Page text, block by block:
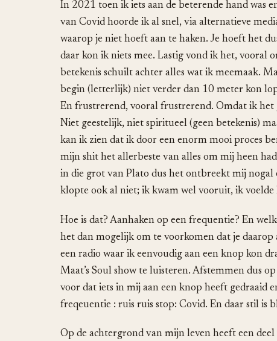
In 2021 toen ik iets aan de beterende hand was
van Covid hoorde ik al snel, via alternatieve
waarop je niet hoeft aan te haken. Je hoeft het
daar kon ik niets mee. Lastig vond ik het, vooral
betekenis schuilt achter alles wat ik meemaak.
begin (letterlijk) niet verder dan 10 meter kon
En frustrerend, vooral frustrerend. Omdat ik het
Niet geestelijk, niet spiritueel (geen betekenis)
kan ik zien dat ik door een enorm mooi proces
mijn shit het allerbeste van alles om mij heen
in die grot van Plato dus het ontbreekt mij nogal
klopte ook al niet; ik kwam wel vooruit, ik voelde
Hoe is dat? Aanhaken op een frequentie? En
het dan mogelijk om te voorkomen dat je
een radio waar ik eenvoudig aan een knop kon
Maat’s Soul show te luisteren. Afstemmen dus
voor dat iets in mij aan een knop heeft gedraaid
freqeuentie : ruis ruis stop: Covid. En daar stil is
Op de achtergrond van mijn leven heeft een